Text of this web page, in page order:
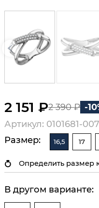
2 151 ₽2 390 ₽ -
Артикул: 0101681-
Размер:
16,5 17
Определить размер
В другом варианте: